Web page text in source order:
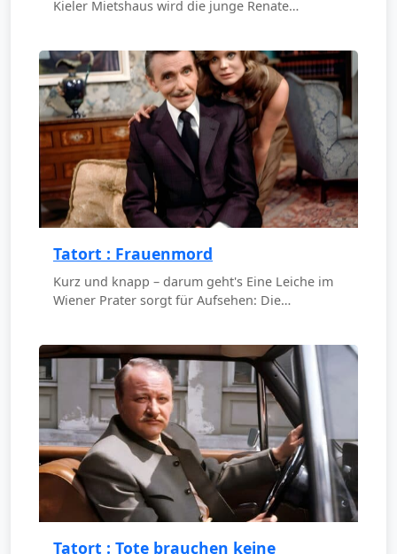
Kieler Mietshaus wird die junge Renate…
Tatort : Frauenmord
Kurz und knapp – darum geht's Eine Leiche im
Wiener Prater sorgt für Aufsehen: Die…
Tatort : Tote brauchen keine